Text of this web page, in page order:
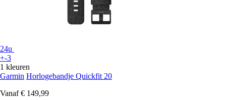
24u
+-3
1 kleuren
Garmin Horlogebandje Quickfit 20
Vanaf € 149,99